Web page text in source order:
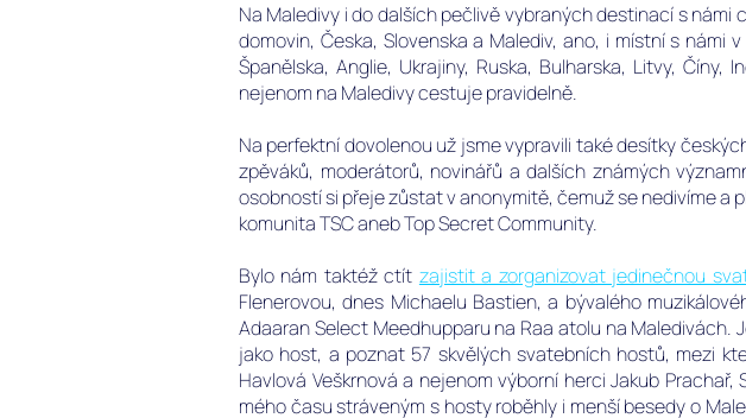
Na Maledivy i do dalších pečlivě vybraných destinací s námi
domovin, Česka, Slovenska a Malediv, ano, i místní s námi
Španělska, Anglie, Ukrajiny, Ruska, Bulharska, Litvy, Číny,
nejenom na Maledivy cestuje pravidelně.
Na perfektní dovolenou už jsme vypravili také desítky
zpěváků, moderátorů, novinářů a dalších známých
osobností si přeje zůstat v anonymitě, čemuž se nedivíme a
komunita TSC aneb Top Secret Community.
Bylo nám taktéž ctít zajistit a zorganizovat jedinečnou
Flenerovou, dnes Michaelu Bastien, a bývalého
Adaaran Select Meedhupparu na Raa atolu na
jako host, a poznat 57 skvělých svatebních hostů, mezi
Havlová Veškrnová a nejenom výborní herci Jakub
mého času stráveným s hosty roběhly i menší besedy o